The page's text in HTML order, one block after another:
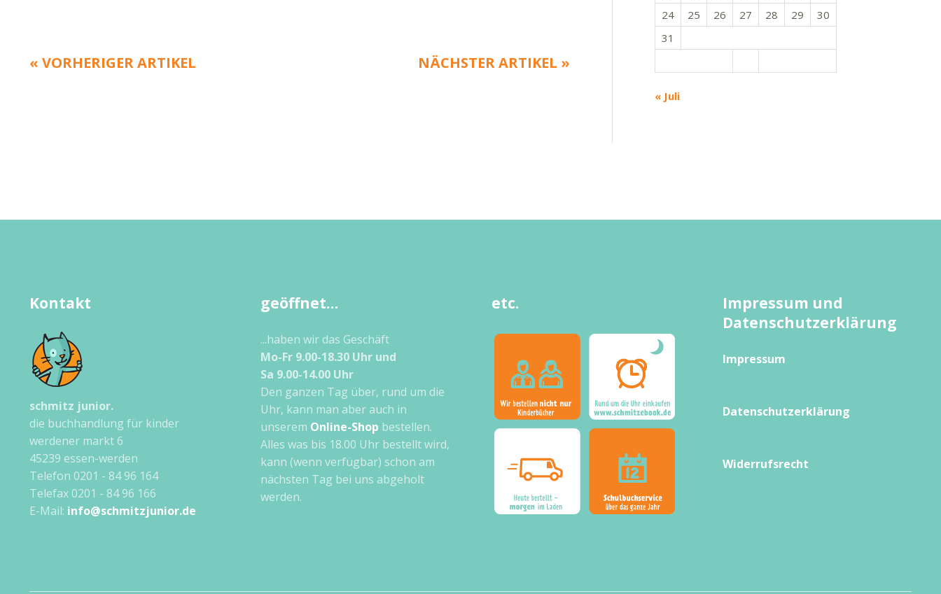
NÄCHSTER ARTIKEL »
« VORHERIGER ARTIKEL
« Juli
24
25 26 27 28 29
30
31
Kontakt
schmitz junior.
die buchhandlung für kinder
werdener markt 6
45239 essen-werden
Telefon 0201 - 84 96 164
Telefax 0201 - 84 96 166
E-Mail: info@schmitzjunior.de
geöffnet…
...haben wir das Geschäft
Mo-Fr 9.00-18.30 Uhr und
Sa 9.00-14.00 Uhr
Den ganzen Tag über, rund um die
Uhr, kann man aber auch in
unserem Online-Shop bestellen.
Alles was bis 18.00 Uhr bestellt wird,
kann (wenn verfügbar) schon am
nächsten Tag bei uns abgeholt
werden.
etc.
Impressum und
Datenschutzerklärung
Impressum
Datenschutzerklärung
Widerrufsrecht